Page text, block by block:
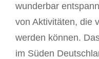
wunderbar
von Aktivitäten, die
werden können.
im Süden